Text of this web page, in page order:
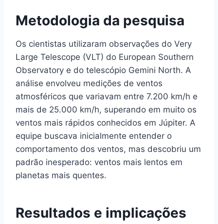
Metodologia da pesquisa
Os cientistas utilizaram observações do Very
Large Telescope (VLT) do European Southern
Observatory e do telescópio Gemini North. A
análise envolveu medições de ventos
atmosféricos que variavam entre 7.200 km/h e
mais de 25.000 km/h, superando em muito os
ventos mais rápidos conhecidos em Júpiter. A
equipe buscava inicialmente entender o
comportamento dos ventos, mas descobriu um
padrão inesperado: ventos mais lentos em
planetas mais quentes.
Resultados e implicações